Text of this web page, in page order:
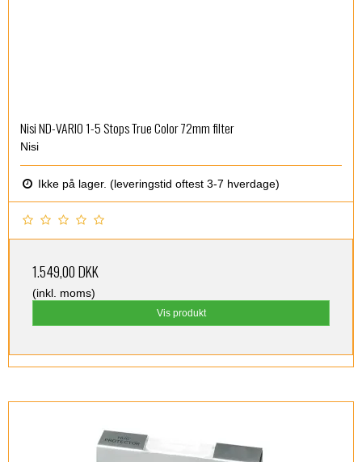
Nisi ND-VARIO 1-5 Stops True Color 72mm filter
Nisi
Ikke på lager. (leveringstid oftest 3-7 hverdage)
1.549,00 DKK
(inkl. moms)
Vis produkt